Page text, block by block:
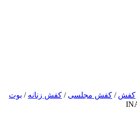
کفش / کفش مجلسی / کفش زنانه / بوت